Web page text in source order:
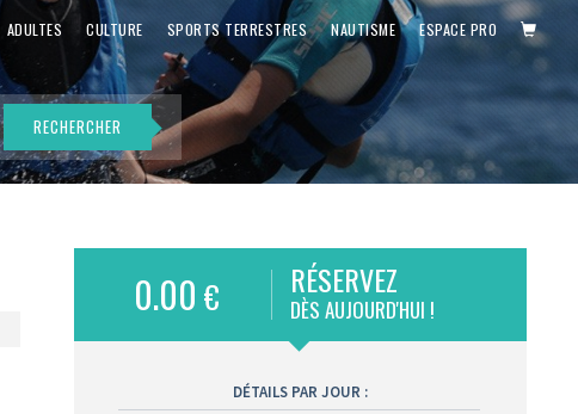
ADULTES CULTURE SPORTS TERRESTRES NAUTISME ESPACE PRO
RECHERCHER
0.00 € RÉSERVEZ
DÈS AUJOURD'HUI !
DÉTAILS PAR JOUR :